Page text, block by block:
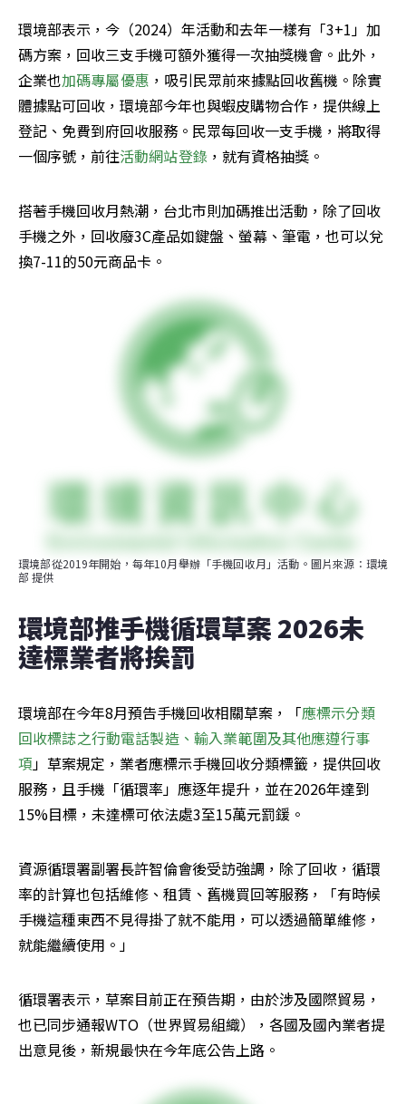
環境部表示，今（2024）年活動和去年一樣有「3+1」加
碼方案，回收三支手機可額外獲得一次抽獎機會。此外，
企業也加碼專屬優惠 ，吸引民眾前來據點回收舊機。除實
體據點可回收，環境部今年也與蝦皮購物合作，提供線上
登記、免費到府回收服務。民眾每回收一支手機，將取得
一個序號，前往活動網站登錄，就有資格抽獎。
搭著手機回收月熱潮，台北市則加碼推出活動，除了回收
手機之外，回收廢3C產品如鍵盤、螢幕、筆電，也可以兌
換7-11的50元商品卡。
環境部從2019年開始，每年10月舉辦「手機回收月」活動。圖片來源：環境
部 提供
環境部推手機循環草案 2026未
達標業者將挨罰
環境部在今年8月預告手機回收相關草案，「應標示分類
回收標誌之行動電話製造、輸入業範圍及其他應遵行事
項」草案規定，業者應標示手機回收分類標籤，提供回收
服務，且手機「循環率」應逐年提升，並在2026年達到
15%目標，未達標可依法處3至15萬元罰鍰。
資源循環署副署長許智倫會後受訪強調，除了回收，循環
率的計算也包括維修、租賃、舊機買回等服務，「有時候
手機這種東西不見得掛了就不能用，可以透過簡單維修，
就能繼續使用。」
循環署表示，草案目前正在預告期，由於涉及國際貿易，
也已同步通報WTO（世界貿易組織），各國及國內業者提
出意見後，新規最快在今年底公告上路。